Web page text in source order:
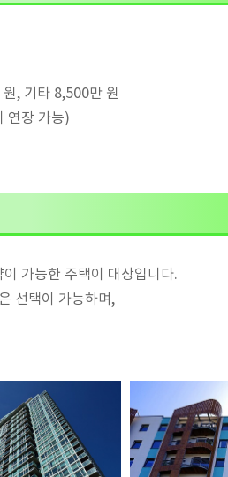
, 기타 8,500만 원
연장 가능)
가능한 주택이 대상입니다.
선택이 가능하며,